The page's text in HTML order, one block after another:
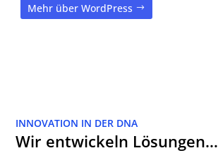
Mehr über WordPress
INNOVATION IN DER DNA
Wir entwickeln Lösungen…